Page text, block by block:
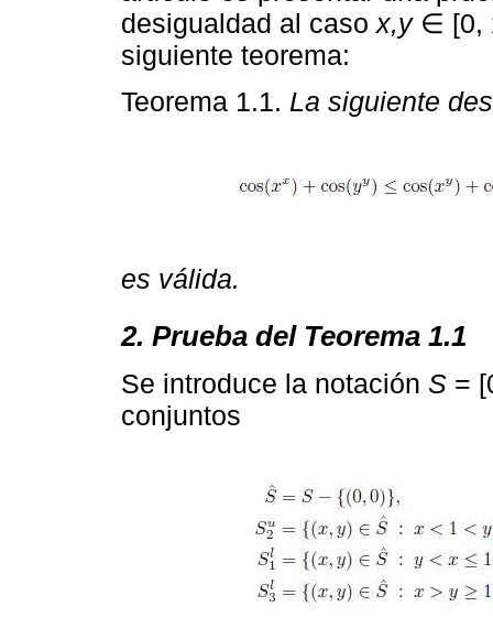
desigualdad al caso x,y∈ [0,
siguiente teorema:
Teorema 1.1. La siguiente
es válida.
2. Prueba del Teorema 1.1
Se introduce la notación S =
conjuntos